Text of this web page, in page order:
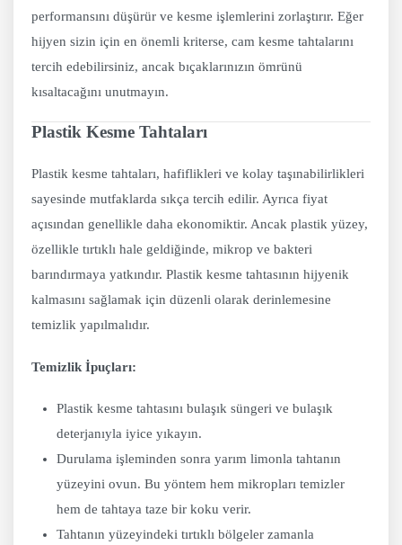
performansını düşürür ve kesme işlemlerini zorlaştırır. Eğer
hijyen sizin için en önemli kriterse, cam kesme tahtalarını
tercih edebilirsiniz, ancak bıçaklarınızın ömrünü
kısaltacağını unutmayın.
Plastik Kesme Tahtaları
Plastik kesme tahtaları, hafiflikleri ve kolay taşınabilirlikleri
sayesinde mutfaklarda sıkça tercih edilir. Ayrıca fiyat
açısından genellikle daha ekonomiktir. Ancak plastik yüzey,
özellikle tırtıklı hale geldiğinde, mikrop ve bakteri
barındırmaya yatkındır. Plastik kesme tahtasının hijyenik
kalmasını sağlamak için düzenli olarak derinlemesine
temizlik yapılmalıdır.
Temizlik İpuçları:
Plastik kesme tahtasını bulaşık süngeri ve bulaşık
deterjanıyla iyice yıkayın.
Durulama işleminden sonra yarım limonla tahtanın
yüzeyini ovun. Bu yöntem hem mikropları temizler
hem de tahtaya taze bir koku verir.
Tahtanın yüzeyindeki tırtıklı bölgeler zamanla